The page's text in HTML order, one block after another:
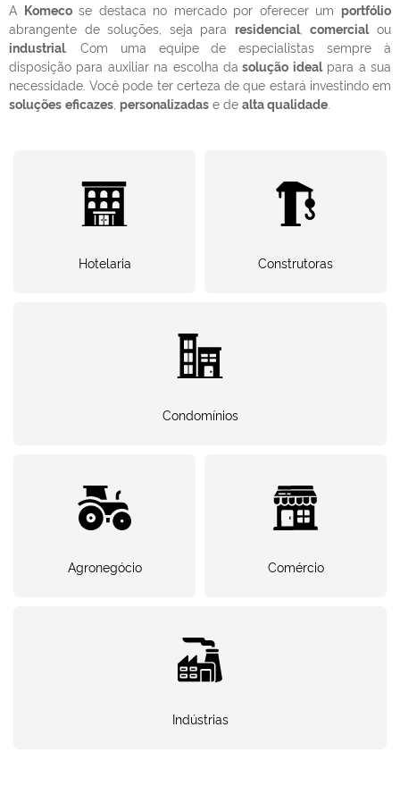
A Komecose destaca no mercado por oferecer um portfólio
abrangente de soluções, seja para residencial,comercialou
industrial. Com uma equipe de especialistas sempre à
disposição para auxiliar na escolha da solução idealpara a sua
necessidade. Você pode ter certeza de que estará investindo em
soluções eficazes personalizadas e de alta qualidade
Hotelaria Construtoras
Condomínios
Agronegócio Comércio
Indústrias